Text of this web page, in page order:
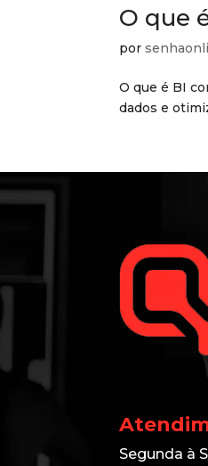
O que
por
O que é BI
dados e
Segunda à